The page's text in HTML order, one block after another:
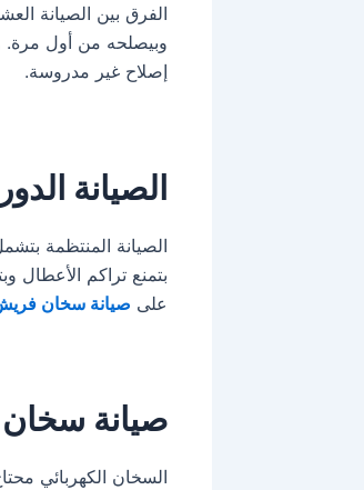
الفرق بين الصيانة
وبيصلحه من أول مرة.
إصلاح غير مدروسة.
الصيانة
الصيانة المنتظمة
بتمنع تراكم الأعطال
على صيانة سخان
صيانة
السخان الكهربائي